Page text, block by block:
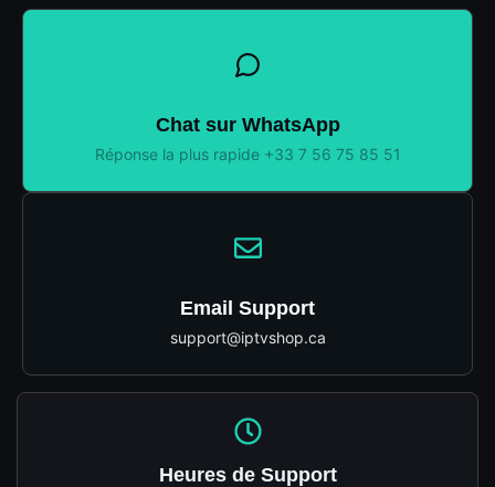
Chat sur WhatsApp
Réponse la plus rapide +33 7 56 75 85 51
Email Support
support@iptvshop.ca
Heures de Support